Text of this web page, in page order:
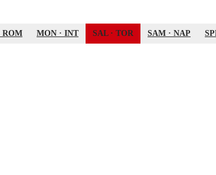
ROM MON · INT SAL· TOR SAM · NAP